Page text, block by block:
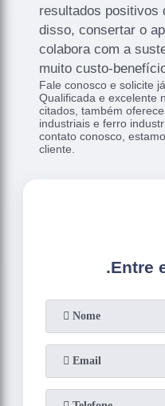
resultados positivos
disso, consertar o
colabora com a
muito custo-
Fale conosco e solicite
Qualificada e excelente
citados, também
industriais e ferro
contato conosco,
cliente.
.Entre